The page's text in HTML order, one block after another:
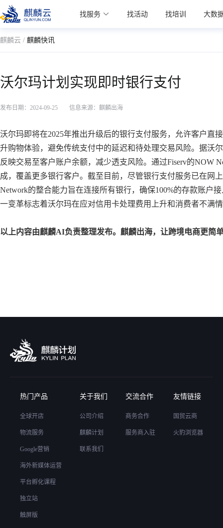
麒麟学院
Kylin Academy 找服务 找活动 找培训 大数
麒麟云 / 麒麟快讯
沃尔玛计划实现即时银行支付
发布日期：2024-09-25 信息来源：麒麟出海
沃尔玛即将在2025年推出升级后的银行支付服务，允许客户直
升购物体验，避免传统支付中的延迟和待处理交易风险。据沃
反映交易至客户账户余额，减少透支风险。通过Fiserv的NOW
成，覆盖更多银行客户。截至目前，尽管银行支付服务已在网
Network的整合能力旨在连接所有银行，确保100%的存款账户
一变革标志着沃尔玛在应对信用卡处理费用上升和消费者不满
以上内容由麒麟AI负责整理发布。麒麟出海，让跨境电商更简
热门产品
全球开店
物流服务
Google营销
海外新媒体运营
平台孵化课程
独立站
触屏版
关于我们
公司介绍
麒麟计划
联系我们
交流合作
商务合作
服务商入驻
友情链接
国贸云商
火豹浏览器